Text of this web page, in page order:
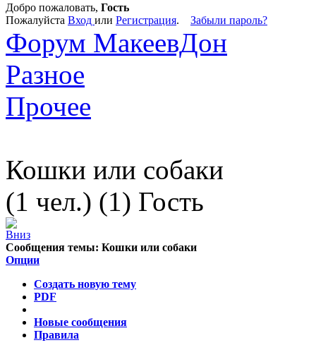
Добро пожаловать, Гость
Пожалуйста Вход или Регистрация. Забыли пароль?
Форум МакеевДон
Разное
Прочее
Кошки или собаки
(1 чел.) (1) Гость
Сообщения темы: Кошки или собаки
Опции
Создать новую тему
PDF
Новые сообщения
Правила